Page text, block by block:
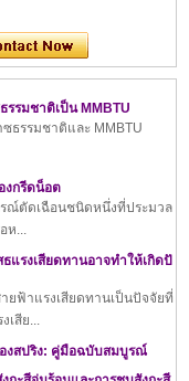
งไร
การชุบสังกะสี: ทั้งหมดที่คุณต้
รรมชาติเป็น MMBTU
รรมชาติและ MMBTU
กรีดน็อต
ณ์ตัดเฉือนชนิดหนึ่งที่ประมวล
ห...
รงเสียดทานอาจทำให้เกิดปั
ยฟ้าแรงเสียดทานเป็นปัจจัยที่
เสีย...
งสปริง: คู่มือฉบับสมบูรณ์
ะสีจุ่มร้อนและการชุบสังกะสี